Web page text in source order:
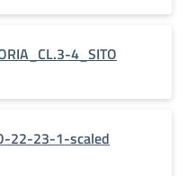
4_SITO
22-23-1-scaled